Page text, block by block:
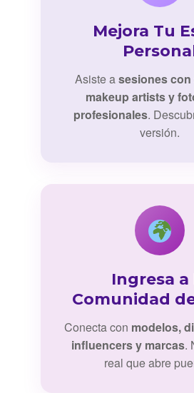
Mejora Tu
Asiste asesiones
makeup artists y
profesionales.
versión.
Ingresa a
Comunidad
Conecta con modelos,
influencers y marcas.
real que abre